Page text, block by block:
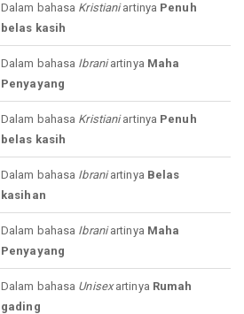
Dalam bahasa Kristianiartinya Penuh
belas kasih
Dalam bahasa Ibraniartinya Maha
Penyayang
Dalam bahasa Kristianiartinya Penuh
belas kasih
Dalam bahasa Ibraniartinya Belas
kasihan
Dalam bahasa Ibraniartinya Maha
Penyayang
Dalam bahasa Unisexartinya Rumah
gading